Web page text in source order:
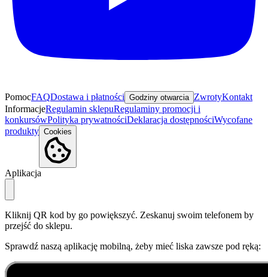
PomocFAQDostawa i płatności Godziny otwarcia ZwrotyKontakt
InformacjeRegulamin sklepuRegulaminy promocji i
konkursówPolityka prywatnościDeklaracja dostępnościWycofane
produkty Cookies
Aplikacja
Kliknij QR kod by go powiększyć. Zeskanuj swoim telefonem by
przejść do sklepu.
Sprawdź naszą aplikację mobilną, żeby mieć liska zawsze pod ręką: